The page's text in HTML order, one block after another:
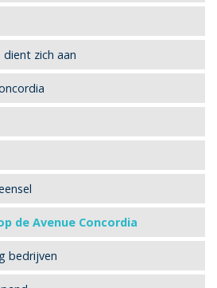
dient zich aan
de Avenue Concordia
bedrijven